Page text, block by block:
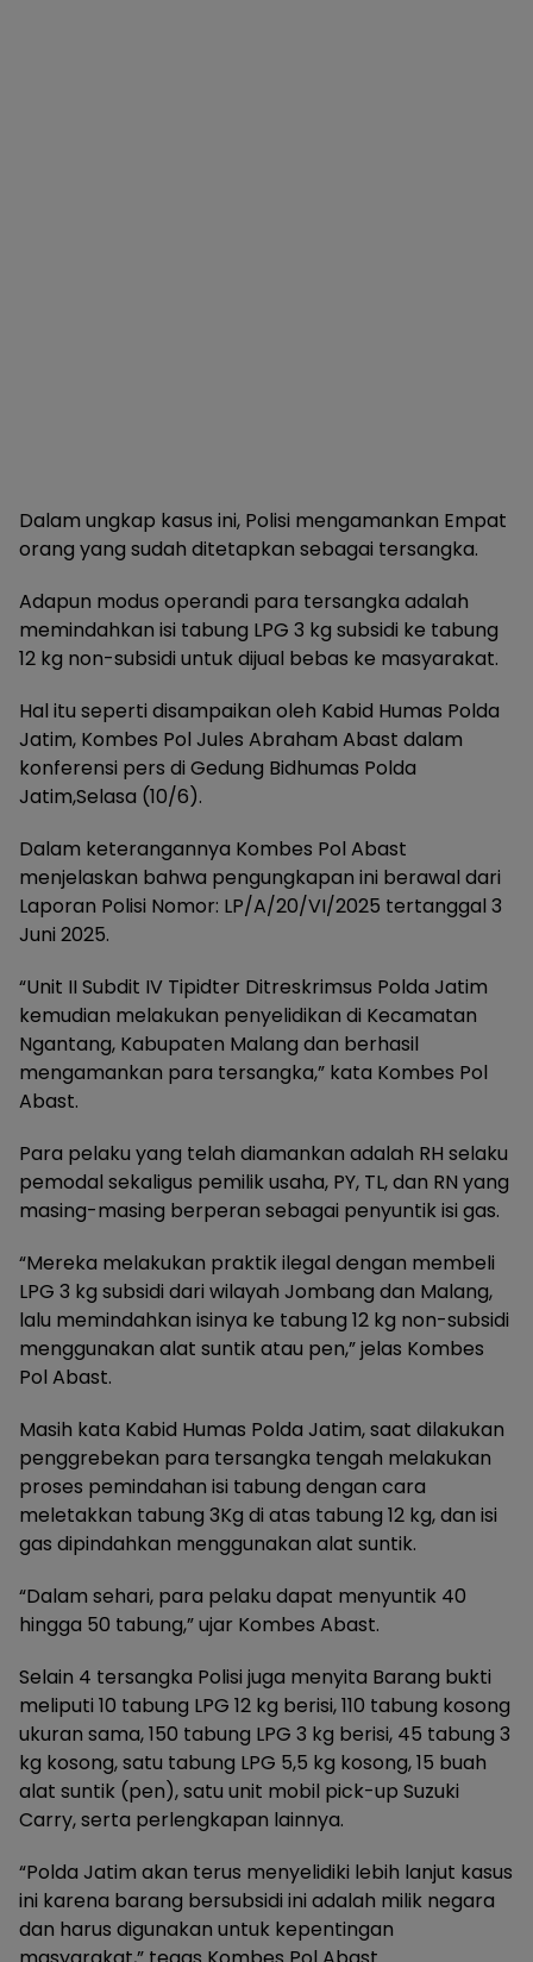
Dalam ungkap kasus ini, Polisi mengamankan Empat
orang yang sudah ditetapkan sebagai tersangka.
Adapun modus operandi para tersangka adalah
memindahkan isi tabung LPG 3 kg subsidi ke tabung
12 kg non-subsidi untuk dijual bebas ke masyarakat.
Hal itu seperti disampaikan oleh Kabid Humas Polda
Jatim, Kombes Pol Jules Abraham Abast dalam
konferensi pers di Gedung Bidhumas Polda
Jatim,Selasa (10/6).
Dalam keterangannya Kombes Pol Abast
menjelaskan bahwa pengungkapan ini berawal dari
Laporan Polisi Nomor: LP/A/20/VI/2025 tertanggal 3
Juni 2025.
“Unit II Subdit IV Tipidter Ditreskrimsus Polda Jatim
kemudian melakukan penyelidikan di Kecamatan
Ngantang, Kabupaten Malang dan berhasil
mengamankan para tersangka,” kata Kombes Pol
Abast.
Para pelaku yang telah diamankan adalah RH selaku
pemodal sekaligus pemilik usaha, PY, TL, dan RN yang
masing-masing berperan sebagai penyuntik isi gas.
“Mereka melakukan praktik ilegal dengan membeli
LPG 3 kg subsidi dari wilayah Jombang dan Malang,
lalu memindahkan isinya ke tabung 12 kg non-subsidi
menggunakan alat suntik atau pen,” jelas Kombes
Pol Abast.
Masih kata Kabid Humas Polda Jatim, saat dilakukan
penggrebekan para tersangka tengah melakukan
proses pemindahan isi tabung dengan cara
meletakkan tabung 3Kg di atas tabung 12 kg, dan isi
gas dipindahkan menggunakan alat suntik.
“Dalam sehari, para pelaku dapat menyuntik 40
hingga 50 tabung,” ujar Kombes Abast.
Selain 4 tersangka Polisi juga menyita Barang bukti
meliputi 10 tabung LPG 12 kg berisi, 110 tabung kosong
ukuran sama, 150 tabung LPG 3 kg berisi, 45 tabung 3
kg kosong, satu tabung LPG 5,5 kg kosong, 15 buah
alat suntik (pen), satu unit mobil pick-up Suzuki
Carry, serta perlengkapan lainnya.
“Polda Jatim akan terus menyelidiki lebih lanjut kasus
ini karena barang bersubsidi ini adalah milik negara
dan harus digunakan untuk kepentingan